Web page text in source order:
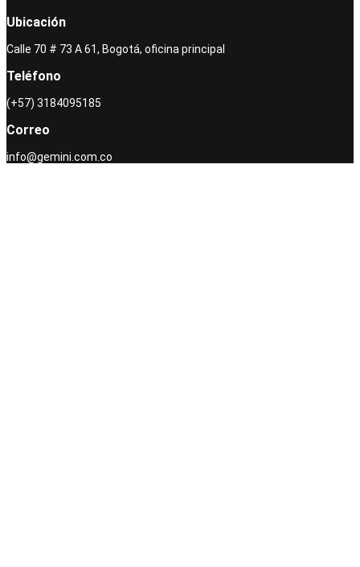
Ubicación
Calle 70 # 73 A 61, Bogotá, oficina principal
Teléfono
(+57) 3184095185
Correo
info@gemini.com.co